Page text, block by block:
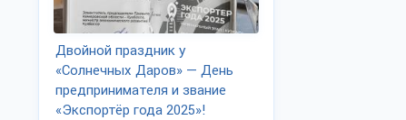
Двойной праздник у
«Солнечных Даров» — День
предпринимателя и звание
«Экспортёр года 2025»!